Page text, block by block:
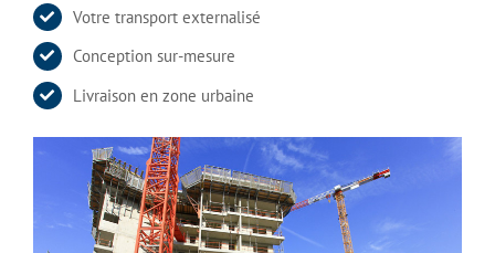
Votre transport externalisé
Conception sur-mesure
Livraison en zone urbaine